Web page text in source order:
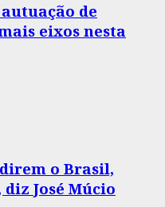
de
eixos nesta
o Brasil,
José Múcio